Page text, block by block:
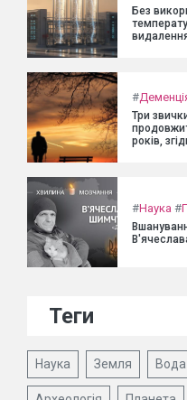
Без
#
Три
років,
#Наука #
Теги
Наука Земля Вода